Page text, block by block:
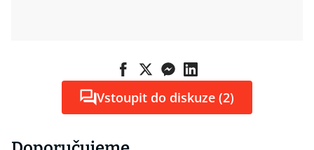
Vstoupit do diskuze (2)